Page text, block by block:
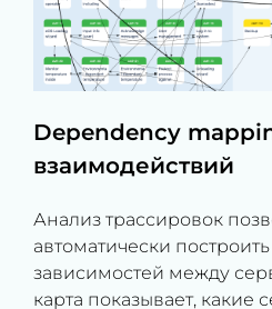
Dependency
взаимодействий
Анализ трассировок
автоматически построить
зависимостей между
карта показывает, какие